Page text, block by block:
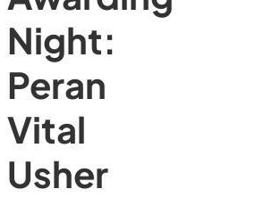
Night:
Peran
Vital
Usher